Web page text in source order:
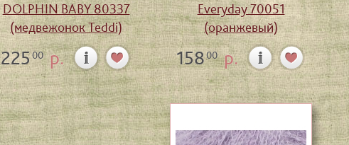
DOLPHIN BABY 80337
(медвежонок Teddi)
22500р.
Everyday 70051
(оранжевый)
15800р.